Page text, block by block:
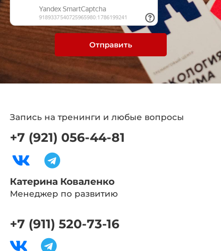
Отправить
Запись на тренинги и любые вопросы
+7 (921) 056-44-81
Катерина Коваленко
Менеджер по развитию
+7 (911) 520-73-16